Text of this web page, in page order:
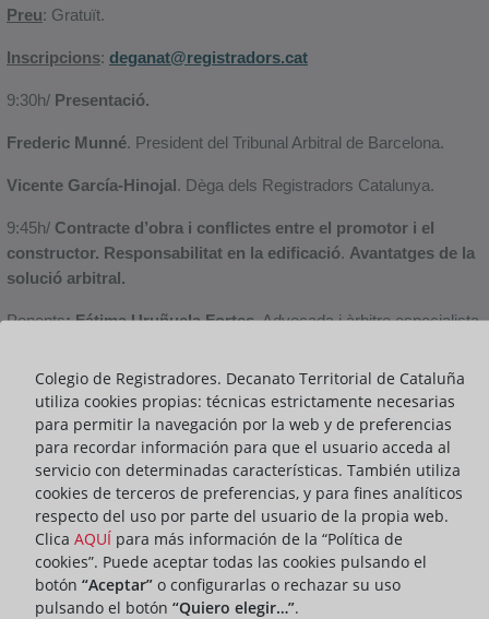
Preu: Gratuït.
Inscripcions: deganat@registradors.cat
9:30h/ Presentació.
Frederic Munné. President del Tribunal Arbitral de Barcelona.
Vicente García-Hinojal. Dèga dels Registradors Catalunya.
9:45h/ Contracte d’obra i conflictes entre el promotor i el
constructor. Responsabilitat en la edificació. Avantatges de la
solució arbitral.
Ponents: Fátima Uruñuela Fortes. Advocada i àrbitre especialista
Construcció de l’ICAB. / Carlos Obeso Riess. Advocat i àrbitre
especialitzat en la construcció.
Modera Albert Faus Rosanas
. Advocat i àrbitre especialista en
contractes d’obra i de prestació de serveis professionals i
mercantils.
10:45h/ Accés a les fonts de prova i valoració d’immobles. La
perícia en conflictes sobre edificació i l’expert independent.
Ponents Juan Antonio Andino López. Advocat, professor i
Colegio de Registradores. Decanato Territorial de Cataluña
utiliza cookies propias: técnicas estrictamente necesarias
para permitir la navegación por la web y de preferencias
para recordar información para que el usuario acceda al
servicio con determinadas características. También utiliza
cookies de terceros de preferencias, y para fines analíticos
respecto del uso por parte del usuario de la propia web.
Clica AQUÍ para más información de la “Política de
cookies”. Puede aceptar todas las cookies pulsando el
botón “Aceptar” o configurarlas o rechazar su uso
pulsando el botón “Quiero elegir…”.